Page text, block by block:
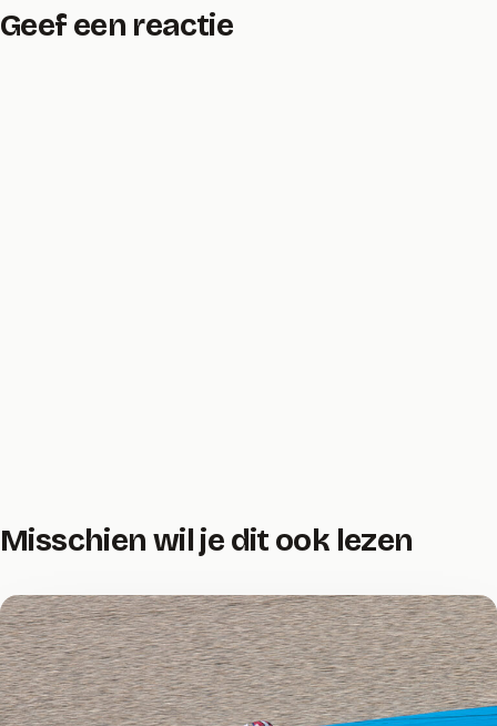
Geef een reactie
Misschien wil je dit ook lezen